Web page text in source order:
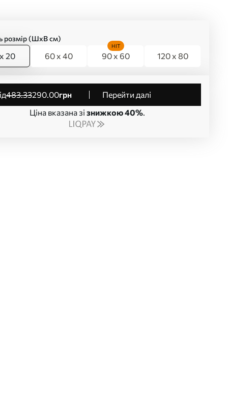
розмір (ШхВ см)
20 60 x 40 90 x 60
HIT
120 x 80
від483.33290.00грн
Перейти далі
Ціна вказана зі знижкою 40%.